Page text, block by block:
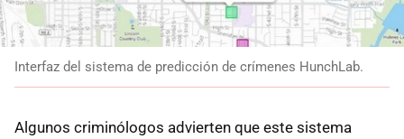
Interfaz del sistema de predicción de crímenes HunchLab.
Algunos criminólogos advierten que este sistema